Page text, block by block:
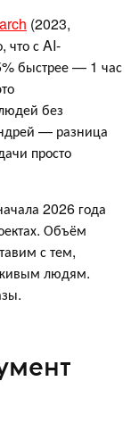
(2023,
что с AI-
быстрее — 1 час
без
— разница
просто
2026 года
Объём
с тем,
живым людям.